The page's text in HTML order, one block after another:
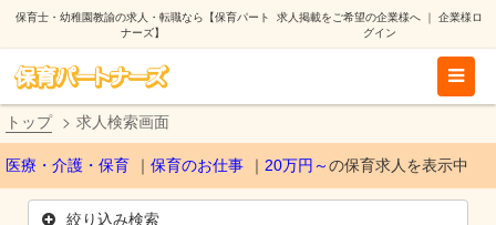
保育士・幼稚園教諭の求人・転職なら【保育パート
ナーズ】
求人掲載をご希望の企業様へ｜ 企業様ロ
グイン
トップ 求人検索画面
医療・介護・保育 保育のお仕事 20万円～の保育求人を表示中
絞り込み検索